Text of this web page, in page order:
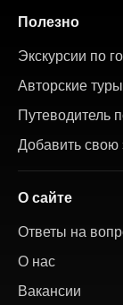
Полезно
Экскурсии по
Авторские
Путеводитель
Добавить свою
О сайте
Ответы на
О нас
Вакансии